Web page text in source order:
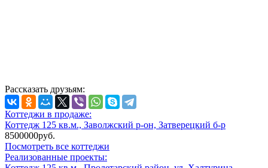
Рассказать друзьям:
Коттеджи в продаже:
Коттедж 125 кв.м., Заволжский р-он, Затверецкий б-р
8500000руб.
Посмотреть все коттеджи
Реализованные проекты: